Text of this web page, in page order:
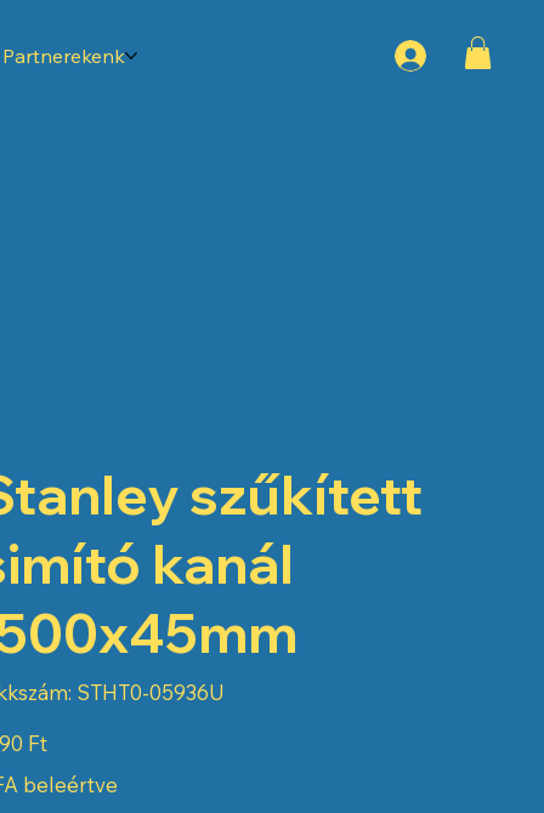
Partnerekenk
szűkített
kanál
Cikkszám:
STHT0-
STHT0-05936U
Ft
beleértve